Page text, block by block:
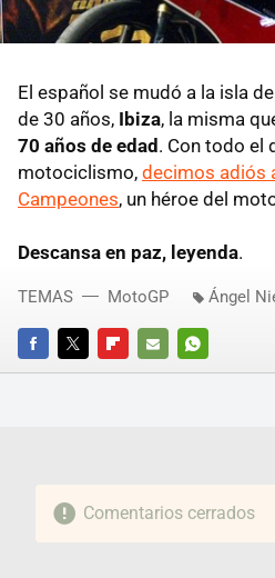
El español se mudó a la isla
de 30 años, Ibiza, la misma
70 años de edad . Con todo el
motociclismo, decimos adiós
Campeones, un héroe del
Descansa en paz, leyenda.
FACEBOOKTWITTERFLIPBOARD
E-
WHATSAPP
TEMAS MotoGP Ángel
Comentarios cerrados